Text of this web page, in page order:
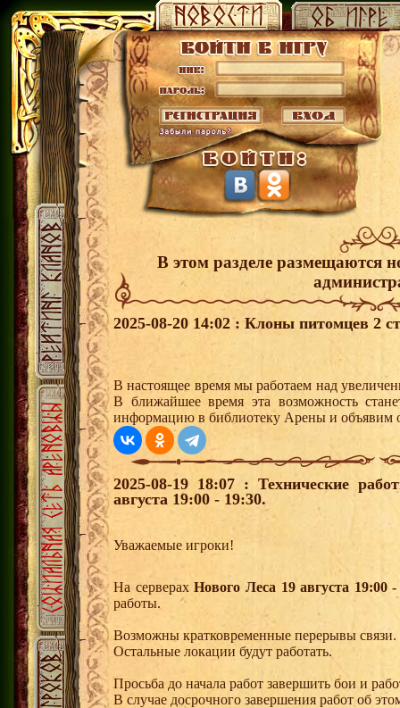
В этом разделе размещаются
2025-08-20 14:02 : Клоны питомцев 2
В настоящее время мы работаем над
В ближайшее время эта возможность
информацию в библиотеку Арены и объявим
2025-08-19 18:07 : Технические
августа 19:00 - 19:30.
Уважаемые игроки!
На серверах Нового Леса 19 августа 19:00 -
работы.
Возможны кратковременные перерывы связи.
Остальные локации будут работать.
Просьба до начала работ завершить бои и
В случае досрочного завершения работ об